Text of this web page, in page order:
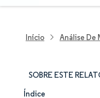
Início Análise De
SOBRE ESTE
Índice